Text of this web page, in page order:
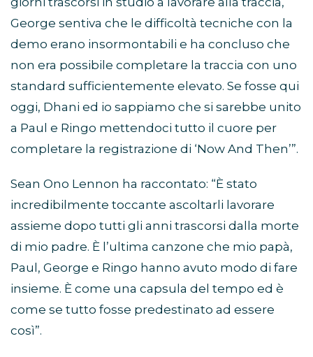
George sentiva che le difficoltà tecniche con la
demo erano insormontabili e ha concluso che
non era possibile completare la traccia con uno
standard sufficientemente elevato. Se fosse qui
oggi, Dhani ed io sappiamo che si sarebbe unito
a Paul e Ringo mettendoci tutto il cuore per
completare la registrazione di ‘Now And Then’”.
Sean Ono Lennon ha raccontato: “È stato
incredibilmente toccante ascoltarli lavorare
assieme dopo tutti gli anni trascorsi dalla morte
di mio padre. È l’ultima canzone che mio papà,
Paul, George e Ringo hanno avuto modo di fare
insieme. È come una capsula del tempo ed è
come se tutto fosse predestinato ad essere
così”.